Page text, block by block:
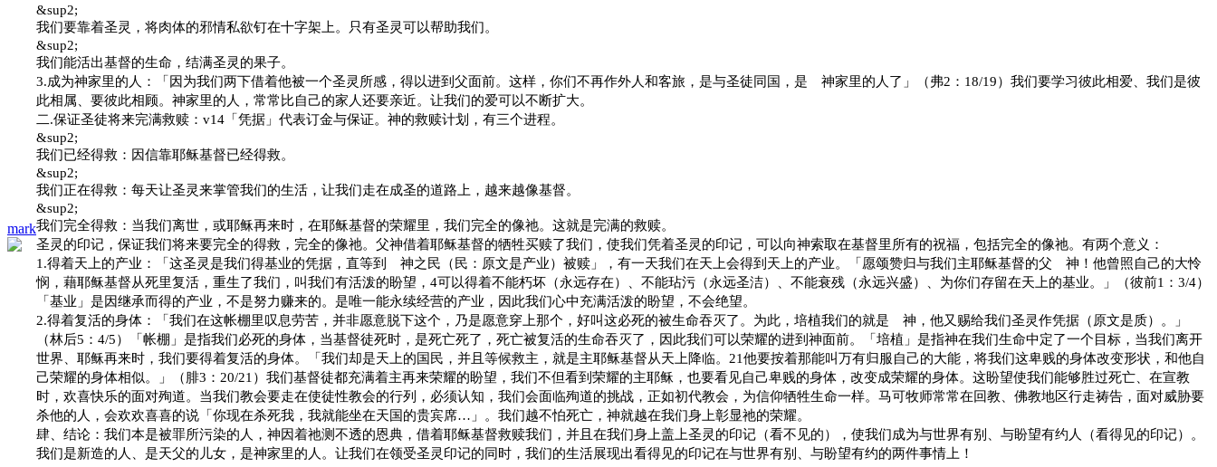
mark
&sup2;
我们要靠着圣灵，将肉体的邪情私欲钉在十字架上。只有圣灵可以帮助我们。
&sup2;
我们能活出基督的生命，结满圣灵的果子。
3.成为神家里的人 ：「因为我们两下借着他被一个圣灵所感，得以进到父面前。这样，你们不再作外人和客旅，是与圣徒同国，是 神家里的人了」（弗2 ： 18/19）我们要学习彼此相爱、我们是彼
此相属、要彼此相顾。神家里的人，常常比自己的家人还要亲近。让我们的爱可以不断扩大。
二.保证圣徒将来完满救赎 ： v14 「凭据」代表订金与保证。神的救赎计划，有三个进程。
&sup2;
我们已经得救：因信靠耶稣基督已经得救。
&sup2;
我们正在得救：每天让圣灵来掌管我们的生活，让我们走在成圣的道路上，越来越像基督。
&sup2;
我们完全得救：当我们离世，或耶稣再来时，在耶稣基督的荣耀里，我们完全的像祂。这就是完满的救赎。
圣灵的印记，保证我们将来要完全的得救，完全的像祂。父神借着耶稣基督的牺牲买赎了我们，使我们凭着圣灵的印记，可以向神索取在基督里所有的祝福，包括完全的像祂。有两个意义：
1.得着天上的产业 ：「这圣灵是我们得基业的凭据，直等到 神之民（民：原文是产业）被赎」，有一天我们在天上会得到天上的产业。「愿颂赞归与我们主耶稣基督的父 神！他曾照自己的大怜
悯，藉耶稣基督从死里复活，重生了我们，叫我们有活泼的盼望， 4可以得着不能朽坏（永远存在）、不能玷污（永远圣洁）、不能衰残（永远兴盛）、为你们存留在天上的基业。」（彼前1 ： 3/4）
「基业」是因继承而得的产业，不是努力赚来的。是唯一能永续经营的产业，因此我们心中充满活泼的盼望，不会绝望。
2.得着复活的身体 ：「我们在这帐棚里叹息劳苦，并非愿意脱下这个，乃是愿意穿上那个，好叫这必死的被生命吞灭了。为此，培植我们的就是 神，他又赐给我们圣灵作凭据（原文是质）。」
（林后5 ： 4/5）「帐棚」是指我们必死的身体，当基督徒死时，是死亡死了，死亡被复活的生命吞灭了，因此我们可以荣耀的进到神面前。「培植」是指神在我们生命中定了一个目标，当我们离开
世界、耶稣再来时，我们要得着复活的身体。「我们却是天上的国民，并且等候救主，就是主耶稣基督从天上降临。 21他要按着那能叫万有归服自己的大能，将我们这卑贱的身体改变形状，和他自
己荣耀的身体相似。」（腓3 ： 20/21 ）我们基督徒都充满着主再来荣耀的盼望，我们不但看到荣耀的主耶稣，也要看见自己卑贱的身体，改变成荣耀的身体。这盼望使我们能够胜过死亡、在宣教
时，欢喜快乐的面对殉道。当我们教会要走在使徒性教会的行列，必须认知，我们会面临殉道的挑战，正如初代教会，为信仰牺牲生命一样。马可牧师常常在回教、佛教地区行走祷告，面对威胁要
杀他的人，会欢欢喜喜的说「你现在杀死我，我就能坐在天国的贵宾席… 」。我们越不怕死亡，神就越在我们身上彰显祂的荣耀。
肆、结论：我们本是被罪所污染的人，神因着祂测不透的恩典，借着耶稣基督救赎我们，并且在我们身上盖上圣灵的印记（看不见的），使我们成为与世界有别、与盼望有约人（看得见的印记）。
我们是新造的人、是天父的儿女，是神家里的人。让我们在领受圣灵印记的同时，我们的生活展现出看得见的印记在与世界有别、与盼望有约的两件事情上！